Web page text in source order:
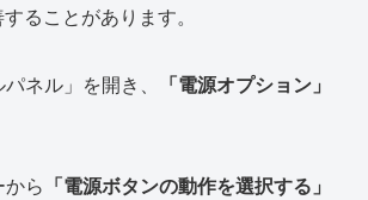
ることがあります。
ネル」を開き、
「電源オプション」
ら 「電源ボタンの動作を選択する」